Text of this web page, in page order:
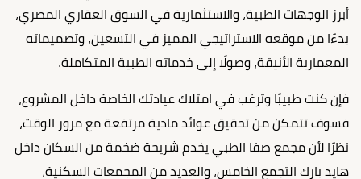
أبرز الوجهات الطبية، والاستثمارية في السوق العقاري المصري،
بدءًا من موقعه الاستراتيجي المميز في التسعين، وتصميماته
المعمارية الأنيقة، وصولًا إلى خدماته الطبية المتكاملة.
فإن كنت طبيبًا وترغب في امتلاك عيادتك الخاصة داخل المشروع،
فسوف تتمكن من تحقيق عوائد مادية مرتفعة مع مرور الوقت،
نظرًا لأن مجمع صفا الطبي يخدم شريحة ضخمة من السكان داخل
هايد بارك التجمع الخامس، والعديد من المجمعات السكنية،